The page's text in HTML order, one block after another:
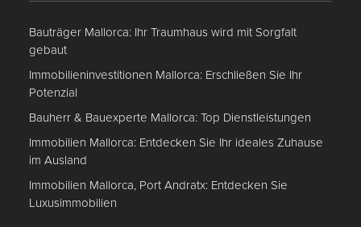
Bauträger Mallorca: Ihr Traumhaus wird mit Sorgfalt
gebaut
Immobilieninvestitionen Mallorca: Erschließen Sie Ihr
Potenzial
Bauherr & Bauexperte Mallorca: Top Dienstleistungen
Immobilien Mallorca: Entdecken Sie Ihr ideales Zuhause
im Ausland
Immobilien Mallorca, Port Andratx: Entdecken Sie
Luxusimmobilien